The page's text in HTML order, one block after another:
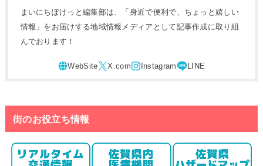
まいにちぽけっと編集部は、「身近で便利で、ちょっと嬉しい
情報」をお届けする地域情報メディアとして記事作成に取り組
んでおります！
街のお役立ち情報